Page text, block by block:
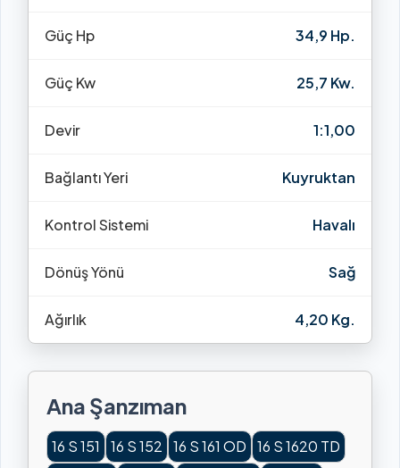
Güç Hp 34,9 Hp.
Güç Kw 25,7 Kw.
Devir 1:1,00
Bağlantı Yeri Kuyruktan
Kontrol Sistemi Havalı
Dönüş Yönü Sağ
Ağırlık 4,20 Kg.
Ana Şanzıman
16 S 151 16 S 152 16 S 161 OD
16 S 1620 TD